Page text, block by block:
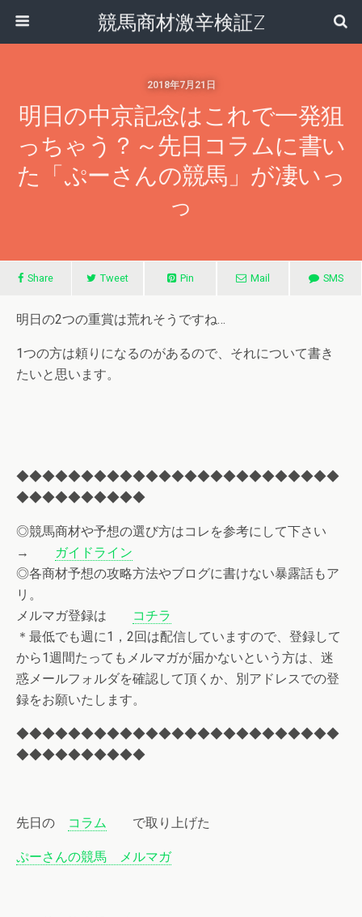
競馬商材激辛検証Z
2018年7月21日
明日の中京記念はこれで一発狙
っちゃう？～先日コラムに書い
た「ぷーさんの競馬」が凄いっ
っ
Share Tweet Pin Mail SMS
明日の2つの重賞は荒れそうですね…
1つの方は頼りになるのがあるので、それについて書き
たいと思います。
◆◆◆◆◆◆◆◆◆◆◆◆◆◆◆◆◆◆◆◆◆◆◆◆◆
◆◆◆◆◆◆◆◆◆◆
◎競馬商材や予想の選び方はコレを参考にして下さい
→
ガイドライン
◎各商材予想の攻略方法やブログに書けない暴露話もア
リ。
メルマガ登録は
コチラ
＊最低でも週に1，2回は配信していますので、登録して
から1週間たってもメルマガが届かないという方は、迷
惑メールフォルダを確認して頂くか、別アドレスでの登
録をお願いたします。
◆◆◆◆◆◆◆◆◆◆◆◆◆◆◆◆◆◆◆◆◆◆◆◆◆
◆◆◆◆◆◆◆◆◆◆
先日の コラム で取り上げた
ぷーさんの競馬 メルマガ